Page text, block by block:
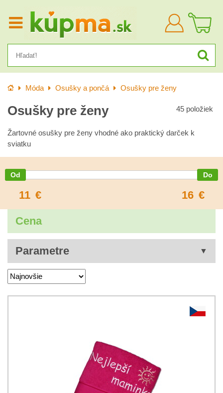
Prihlásiť
sa
Úvod Móda Osušky a pončá Osušky pre ženy
Osušky pre ženy 45 položiek
Žartovné osušky pre ženy vhodné ako praktický darček k
sviatku
11 € 16 €
Cena
Parametre